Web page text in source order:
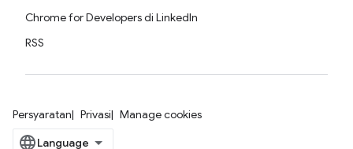
Chrome for Developers di LinkedIn
RSS
Persyaratan Privasi Manage cookies